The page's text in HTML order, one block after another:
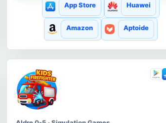
App Store Huawei
Amazon Aptoide